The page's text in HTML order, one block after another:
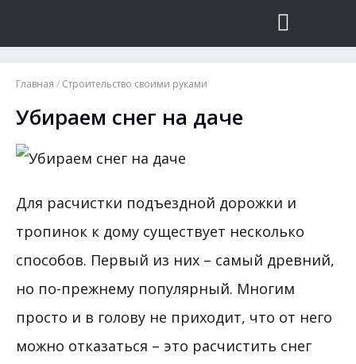
Главная / Строительство своими руками
Убираем снег на даче
Для расчистки подъездной дорожки и
тропинок к дому существует несколько
способов. Первый из них – самый древний,
но по-прежнему популярный. Многим
просто и в голову не приходит, что от него
можно отказаться – это расчистить снег